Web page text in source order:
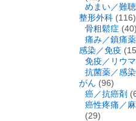
めまい／難
整形外科 (116)
骨粗鬆症 (40)
痛み／鎮痛薬
感染／免疫
免疫／リウ
抗菌薬／感
がん (96)
癌／抗癌剤
癌性疼痛／
(29)